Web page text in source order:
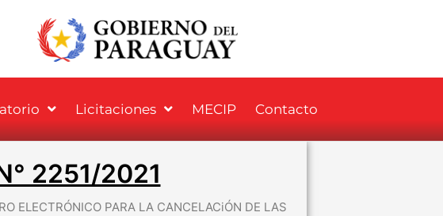
Licitaciones MECIP Contacto
2251/2021
ELECTRÓNICO PARA LA CANCELACiÓN DE LAS